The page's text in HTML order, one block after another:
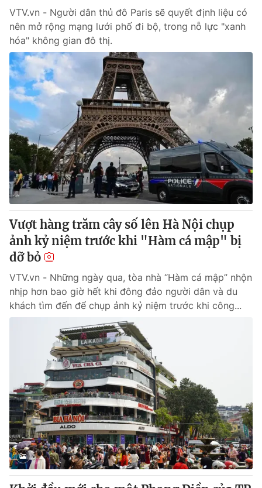
VTV.vn - Người dân thủ đô Paris sẽ quyết định liệu có
nên mở rộng mạng lưới phố đi bộ, trong nỗ lực "xanh
hóa" không gian đô thị.
Vượt hàng trăm cây số lên Hà Nội chụp
ảnh kỷ niệm trước khi "Hàm cá mập" bị
dỡ bỏ
VTV.vn - Những ngày qua, tòa nhà “Hàm cá mập” nhộn
nhịp hơn bao giờ hết khi đông đảo người dân và du
khách tìm đến để chụp ảnh kỷ niệm trước khi công...